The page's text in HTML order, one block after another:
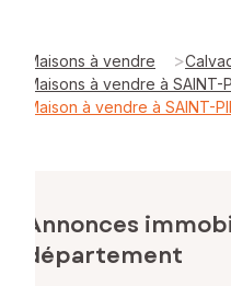
Maisons à vendre >
Maisons à vendre à SAINT-
Maison à vendre à SAINT-
Annonces
département